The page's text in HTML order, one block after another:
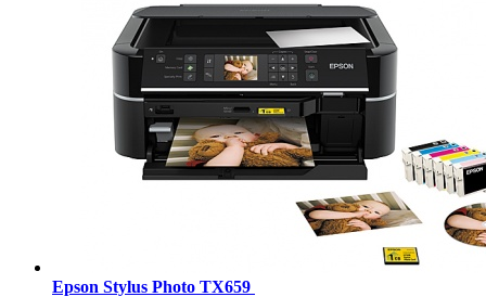
Epson Stylus Photo TX659